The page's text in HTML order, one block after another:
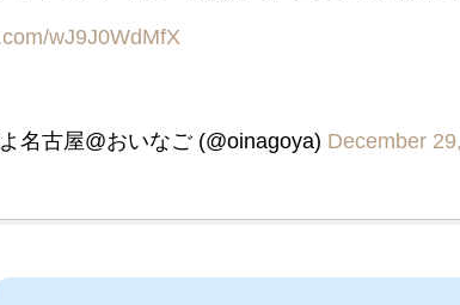
wJ9J0WdMfX
名古屋@おいなご (@oinagoya) December